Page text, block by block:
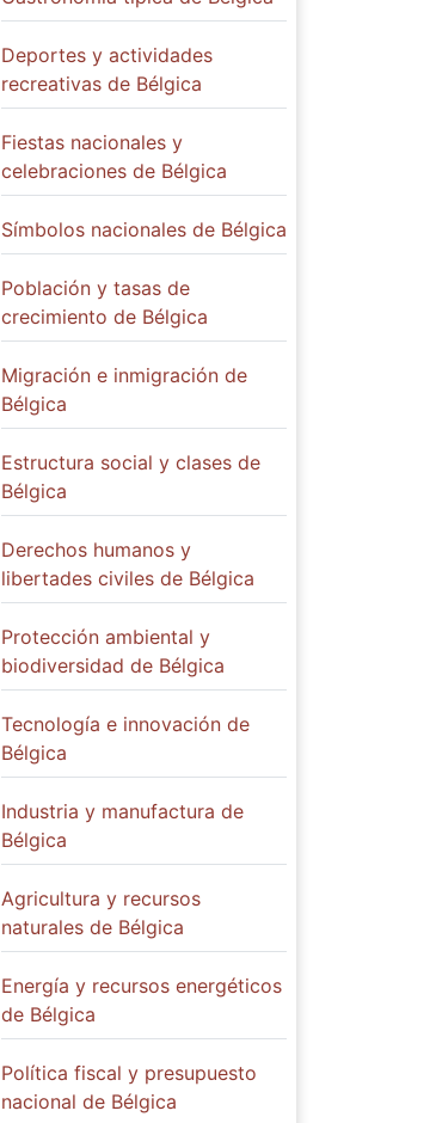
Deportes y actividades
recreativas de Bélgica
Fiestas nacionales y
celebraciones de Bélgica
Símbolos nacionales de Bélgica
Población y tasas de
crecimiento de Bélgica
Migración e inmigración de
Bélgica
Estructura social y clases de
Bélgica
Derechos humanos y
libertades civiles de Bélgica
Protección ambiental y
biodiversidad de Bélgica
Tecnología e innovación de
Bélgica
Industria y manufactura de
Bélgica
Agricultura y recursos
naturales de Bélgica
Energía y recursos energéticos
de Bélgica
Política fiscal y presupuesto
nacional de Bélgica